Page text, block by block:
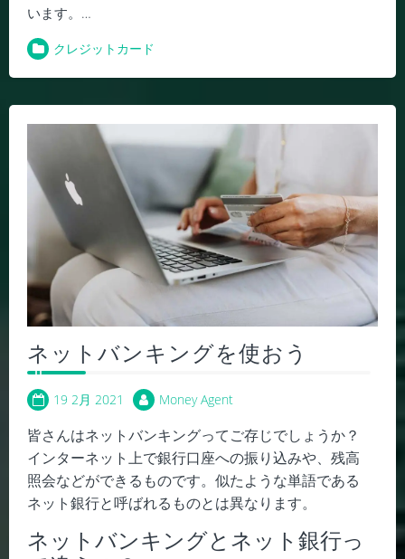
います。…
クレジットカード
ネットバンキングを使おう
19 2月 2021 Money Agent
皆さんはネットバンキングってご存じでしょうか？
インターネット上で銀行口座への振り込みや、残高
照会などができるものです。似たような単語である
ネット銀行と呼ばれるものとは異なります。
ネットバンキングとネット銀行っ